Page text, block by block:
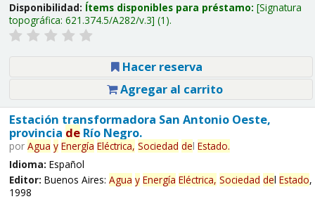
Disponibilidad: Ítems disponibles para préstamo: Signatura
topográfica: 621.374.5/A282/v.3 (1).
Hacer reserva
Agregar al carrito
Estación transformadora San Antonio Oeste,
provincia deRío Negro.
por Agua y Energía Eléctrica, Sociedad del Estado.
Idioma: Español
Editor: Buenos Aires: Agua y Energía Eléctrica, Sociedad del Estado,
1998